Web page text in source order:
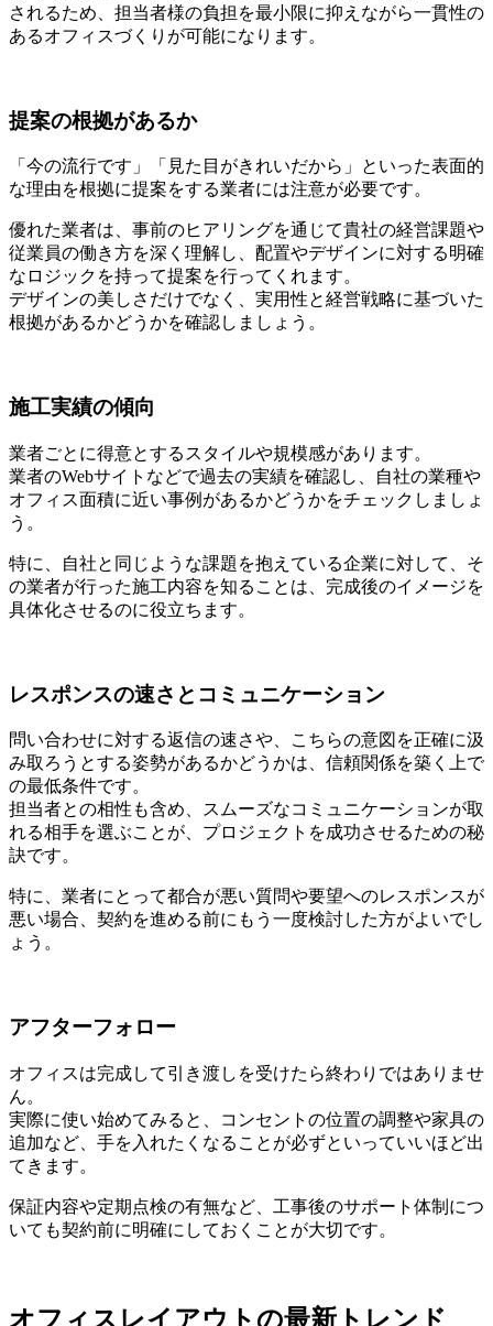
されるため、担当者様の負担を最小限に抑えながら一貫性の
あるオフィスづくりが可能になります。
提案の根拠があるか
「今の流行です」「見た目がきれいだから」といった表面的
な理由を根拠に提案をする業者には注意が必要です。
優れた業者は、事前のヒアリングを通じて貴社の経営課題や
従業員の働き方を深く理解し、配置やデザインに対する明確
なロジックを持って提案を行ってくれます。
デザインの美しさだけでなく、実用性と経営戦略に基づいた
根拠があるかどうかを確認しましょう。
施工実績の傾向
業者ごとに得意とするスタイルや規模感があります。
業者のWebサイトなどで過去の実績を確認し、自社の業種や
オフィス面積に近い事例があるかどうかをチェックしましょ
う。
特に、自社と同じような課題を抱えている企業に対して、そ
の業者が行った施工内容を知ることは、完成後のイメージを
具体化させるのに役立ちます。
レスポンスの速さとコミュニケーション
問い合わせに対する返信の速さや、こちらの意図を正確に汲
み取ろうとする姿勢があるかどうかは、信頼関係を築く上で
の最低条件です。
担当者との相性も含め、スムーズなコミュニケーションが取
れる相手を選ぶことが、プロジェクトを成功させるための秘
訣です。
特に、業者にとって都合が悪い質問や要望へのレスポンスが
悪い場合、契約を進める前にもう一度検討した方がよいでし
ょう。
アフターフォロー
オフィスは完成して引き渡しを受けたら終わりではありませ
ん。
実際に使い始めてみると、コンセントの位置の調整や家具の
追加など、手を入れたくなることが必ずといっていいほど出
てきます。
保証内容や定期点検の有無など、工事後のサポート体制につ
いても契約前に明確にしておくことが大切です。
オフィスレイアウトの最新トレンド